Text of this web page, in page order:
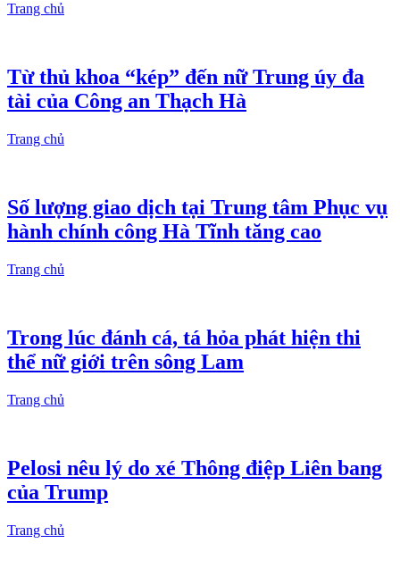
Trang chủ
Từ thủ khoa “kép” đến nữ Trung úy đa
tài của Công an Thạch Hà
Trang chủ
Số lượng giao dịch tại Trung tâm Phục vụ
hành chính công Hà Tĩnh tăng cao
Trang chủ
Trong lúc đánh cá, tá hỏa phát hiện thi
thể nữ giới trên sông Lam
Trang chủ
Pelosi nêu lý do xé Thông điệp Liên bang
của Trump
Trang chủ